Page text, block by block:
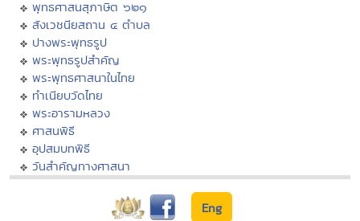
พุทธศาสนสุภาษิต ๖๒๑
สังเวชนียสถาน ๔ ตำบล
ปางพระพุทธรูป
พระพุทธรูปสำคัญ
พระพุทธศาสนาในไทย
ทำเนียบวัดไทย
พระอารามหลวง
ศาสนพิธี
อุปสมบทพิธี
วันสำคัญทางศาสนา
Eng